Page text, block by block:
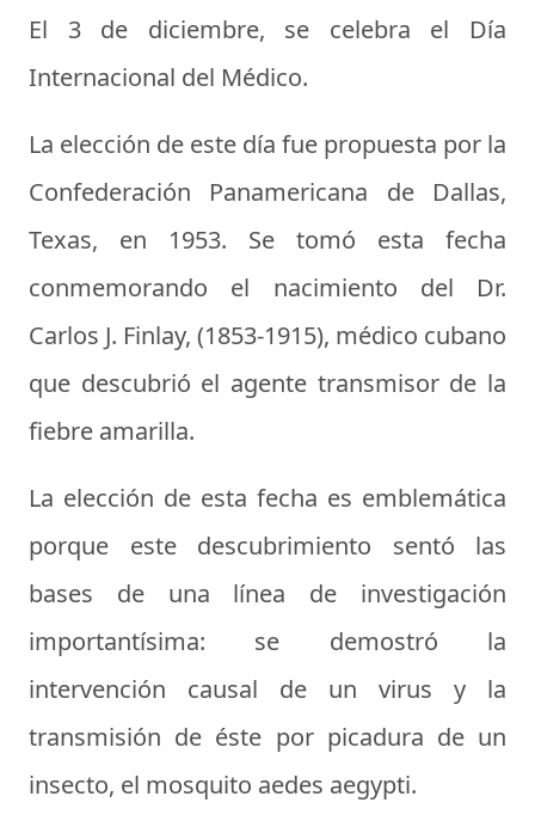
El 3 de diciembre, se celebra el Día
Internacional del Médico.
La elección de este día fue propuesta por la
Confederación Panamericana de Dallas,
Texas, en 1953. Se tomó esta fecha
conmemorando el nacimiento del Dr.
Carlos J. Finlay, (1853-1915), médico cubano
que descubrió el agente transmisor de la
fiebre amarilla.
La elección de esta fecha es emblemática
porque este descubrimiento sentó las
bases de una línea de investigación
importantísima: se demostró la
intervención causal de un virus y la
transmisión de éste por picadura de un
insecto, el mosquito aedes aegypti.